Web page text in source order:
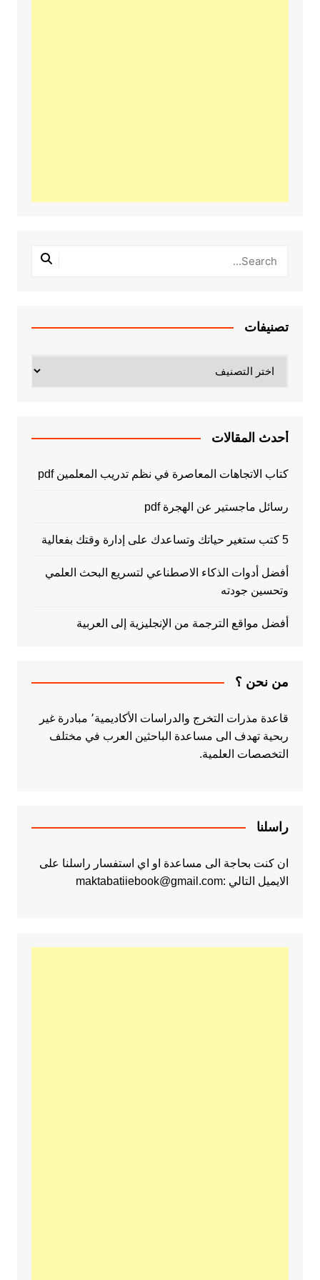
تصنيفات
أحدث المقالات
كتاب الاتجاهات المعاصرة في نظم تدريب المعلمين pdf
رسائل ماجستير عن الهجرة pdf
5 كتب ستغير حياتك وتساعدك على إدارة وقتك بفعالية
أفضل أدوات الذكاء الاصطناعي لتسريع البحث العلمي
وتحسين جودته
أفضل مواقع الترجمة من الإنجليزية إلى العربية
من نحن ؟
قاعدة مذرات التخرج والدراسات الأكاديمية٬ مبادرة غير
ربحية تهدف الى مساعدة الباحثين العرب في مختلف
التخصصات العلمية.
راسلنا
ان كنت بحاجة الى مساعدة او اي استفسار راسلنا على
الايميل التالي :maktabatiiebook@gmail.com